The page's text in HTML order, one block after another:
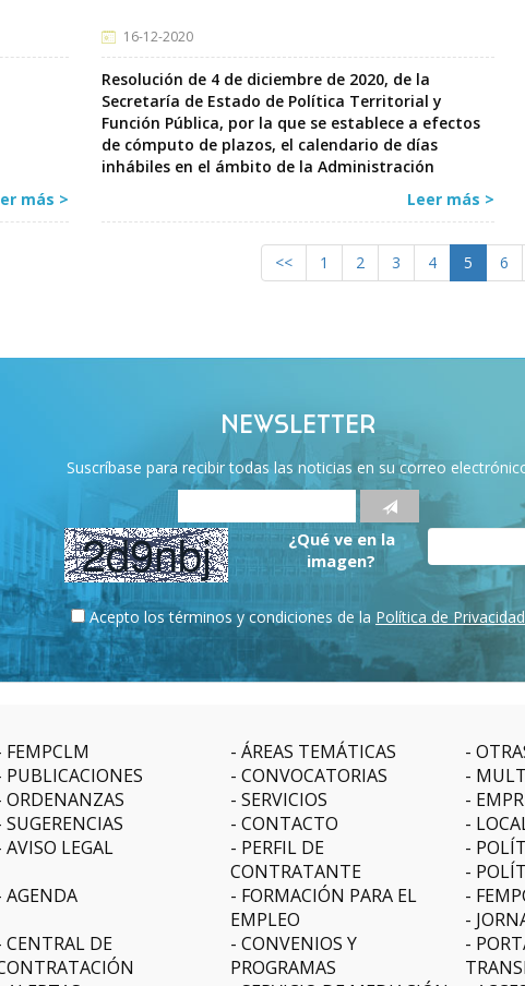
más >
16-12-2020
Resolución de 4 de diciembre de 2020, de la
Secretaría de Estado de Política Territorial y
Función Pública, por la que se establece a efectos
de cómputo de plazos, el calendario de días
inhábiles en el ámbito de la Administración
Leer más >
<< 1 2 3 4 5 6
NEWSLETTER
Suscríbase para recibir todas las noticias en su correo
¿Qué ve en la
imagen?
Acepto los términos y condiciones de la Política de Privacidad
FEMPCLM ÁREAS TEMÁTICAS
PUBLICACIONES
CONVOCATORIAS
ORDENANZAS
SERVICIOS
SUGERENCIAS
CONTACTO
AVISO LEGAL
PERFIL DE
CONTRATANTE
AGENDA
FORMACIÓN PARA EL
EMPLEO
CENTRAL DE
CONVENIOS Y
PROGRAMAS